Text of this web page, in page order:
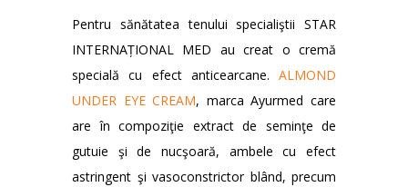
Pentru sănătatea tenului specialiştii STAR
INTERNAȚIONAL MED au creat o cremă
specială cu efect anticearcane. ALMOND
UNDER EYE CREAM, marca Ayurmed care
are în compoziţie extract de seminţe de
gutuie şi de nucşoară, ambele cu efect
astringent şi vasoconstrictor blând, precum